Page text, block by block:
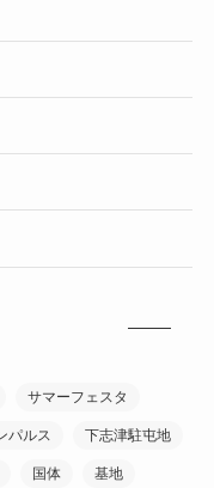
サマーフェスタ
パルス 下志津駐屯地
国体 基地